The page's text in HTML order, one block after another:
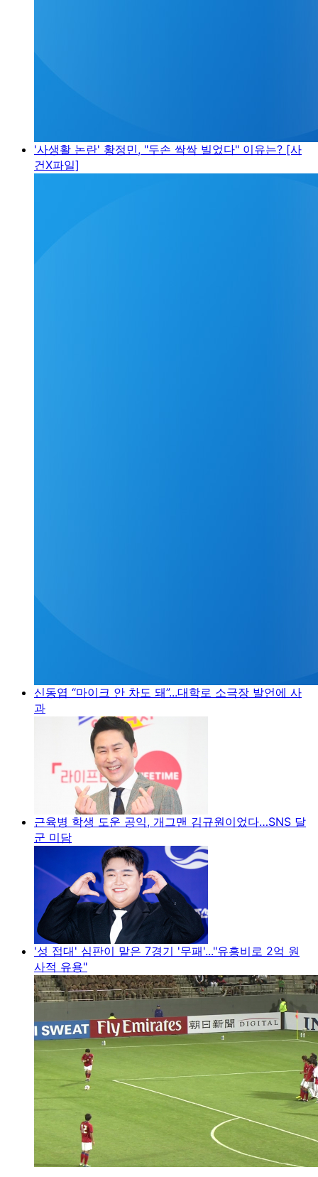
'사생활 논란' 황정민, "두손 싹싹 빌었다" 이유는? [사
건X파일]
신동엽 “마이크 안 차도 돼”...대학로 소극장 발언에 사
과
근육병 학생 도운 공익, 개그맨 김규원이었다…SNS 달
군 미담
'성 접대' 심판이 맡은 7경기 '무패'..."유흥비로 2억 원
사적 유용"